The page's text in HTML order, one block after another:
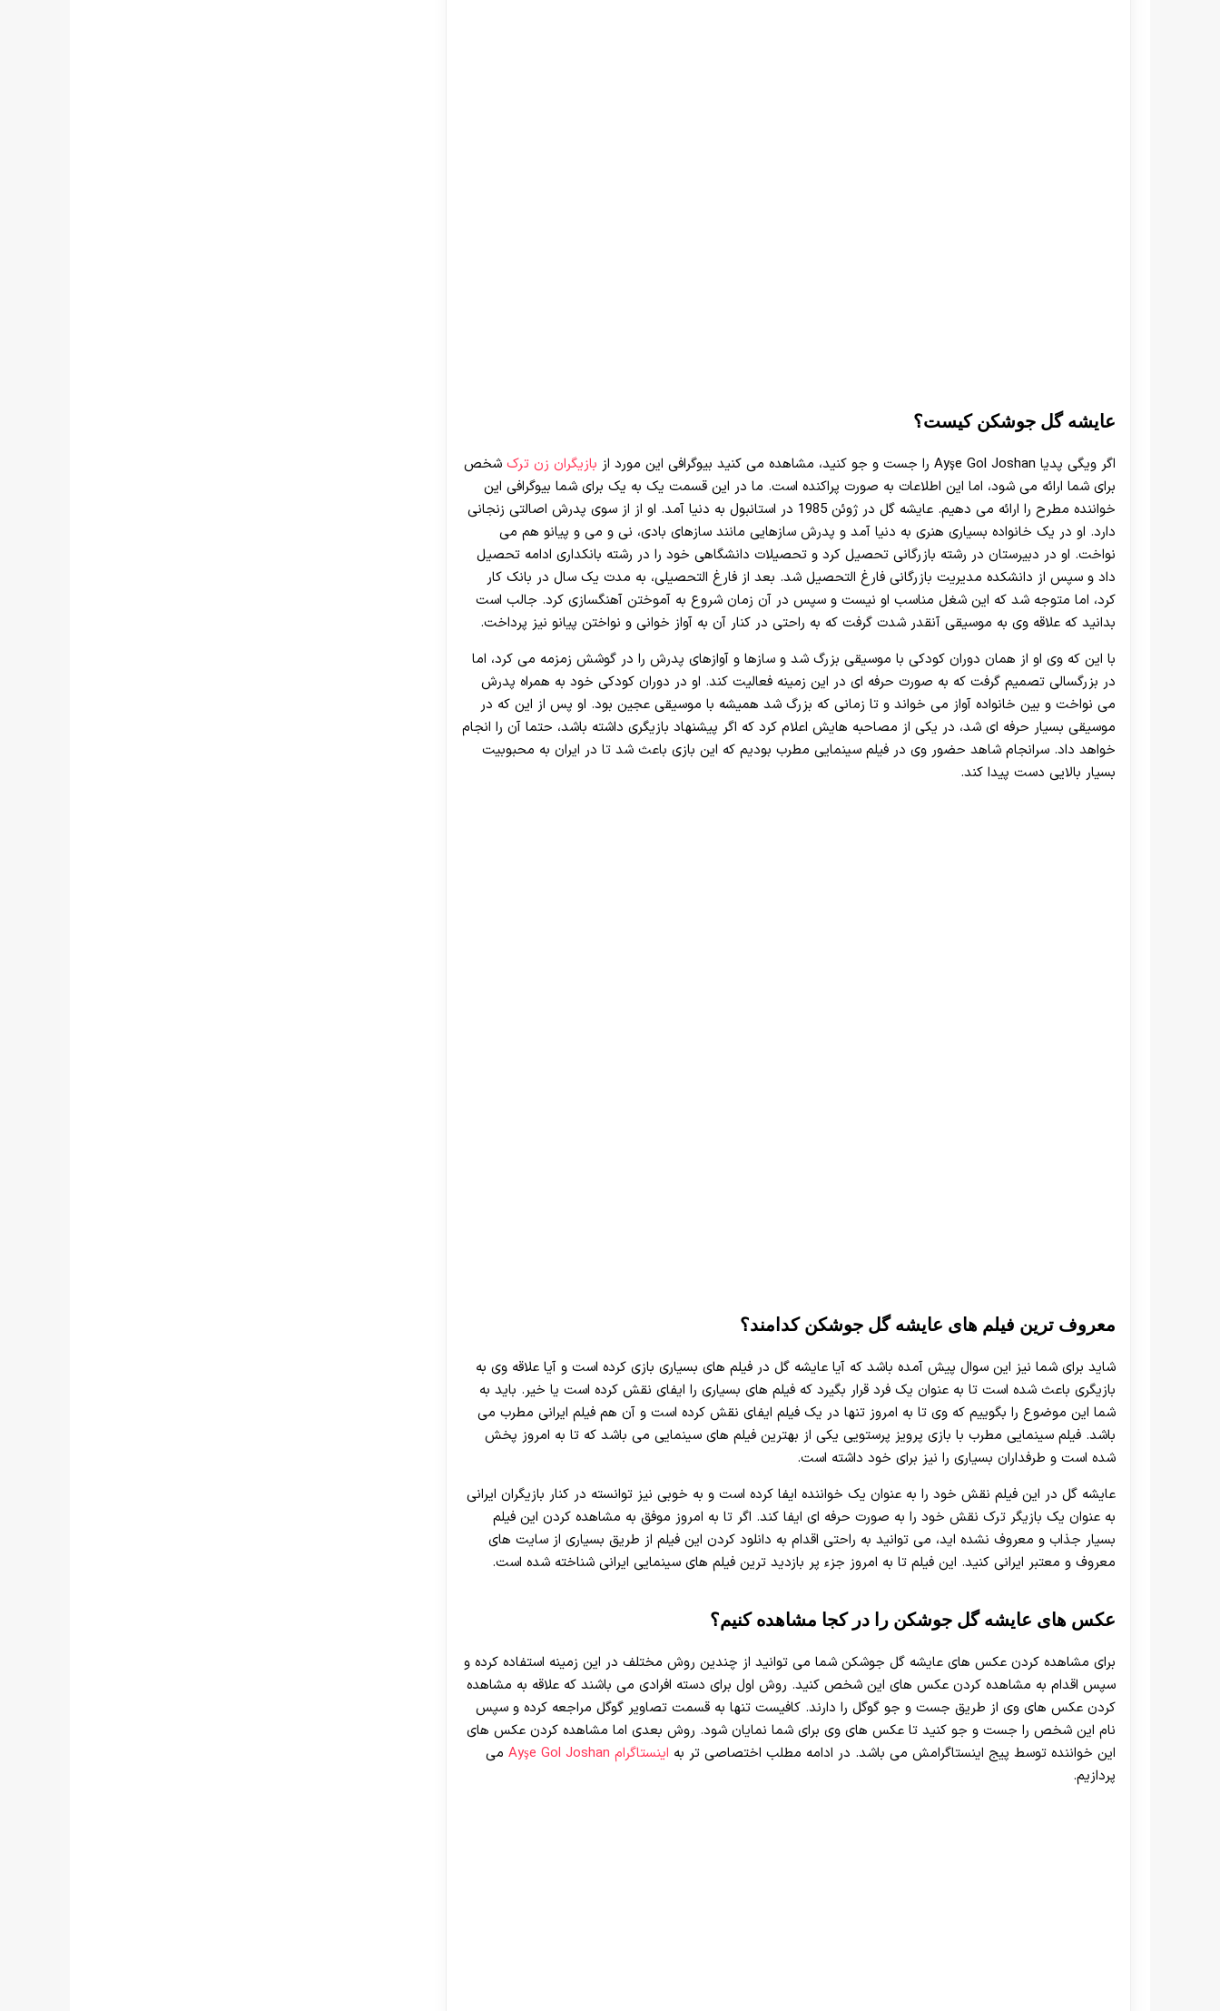
عایشه گل جوشکن کیست؟
اگر ویگی پدیا Ayşe Gol Joshan را جست و جو کنید، مشاهده می کنید بیوگرافی این مورد از بازیگران زن ترک شخص
برای شما ارائه می شود، اما این اطلاعات به صورت پراکنده است. ما در این قسمت یک به یک برای شما بیوگرافی این
خواننده مطرح را ارائه می دهیم. عایشه گل در ژوئن 1985 در استانبول به دنیا آمد. او از از سوی پدرش اصالتی زنجانی
دارد. او در یک خانواده بسیاری هنری به دنیا آمد و پدرش سازهایی مانند سازهای بادی، نی و می و پیانو هم می
نواخت. او در دبیرستان در رشته بازرگانی تحصیل کرد و تحصیلات دانشگاهی خود را در رشته بانکداری ادامه تحصیل
داد و سپس از دانشکده مدیریت بازرگانی فارغ التحصیل شد. بعد از فارغ التحصیلی، به مدت یک سال در بانک کار
کرد، اما متوجه شد که این شغل مناسب او نیست و سپس در آن زمان شروع به آموختن آهنگسازی کرد. جالب است
بدانید که علاقه وی به موسیقی آنقدر شدت گرفت که به راحتی در کنار آن به آواز خوانی و نواختن پیانو نیز پرداخت.
با این که وی او از همان دوران کودکی با موسیقی بزرگ شد و سازها و آوازهای پدرش را در گوشش زمزمه می کرد، اما
در بزرگسالی تصمیم گرفت که به صورت حرفه ای در این زمینه فعالیت کند. او در دوران کودکی خود به همراه پدرش
می نواخت و بین خانواده آواز می خواند و تا زمانی که بزرگ شد همیشه با موسیقی عجین بود. او پس از این که در
موسیقی بسیار حرفه ای شد، در یکی از مصاحبه هایش اعلام کرد که اگر پیشنهاد بازیگری داشته باشد، حتما آن را انجام
خواهد داد. سرانجام شاهد حضور وی در فیلم سینمایی مطرب بودیم که این بازی باعث شد تا در ایران به محبوبیت
بسیار بالایی دست پیدا کند.
معروف ترین فیلم های عایشه گل جوشکن کدامند؟
شاید برای شما نیز این سوال پیش آمده باشد که آیا عایشه گل در فیلم های بسیاری بازی کرده است و آیا علاقه وی به
بازیگری باعث شده است تا به عنوان یک فرد قرار بگیرد که فیلم های بسیاری را ایفای نقش کرده است یا خیر. باید به
شما این موضوع را بگوییم که وی تا به امروز تنها در یک فیلم ایفای نقش کرده است و آن هم فیلم ایرانی مطرب می
باشد. فیلم سینمایی مطرب با بازی پرویز پرستویی یکی از بهترین فیلم های سینمایی می باشد که تا به امروز پخش
شده است و طرفداران بسیاری را نیز برای خود داشته است.
عایشه گل در این فیلم نقش خود را به عنوان یک خواننده ایفا کرده است و به خوبی نیز توانسته در کنار بازیگران ایرانی
به عنوان یک بازیگر ترک نقش خود را به صورت حرفه ای ایفا کند. اگر تا به امروز موفق به مشاهده کردن این فیلم
بسیار جذاب و معروف نشده اید، می توانید به راحتی اقدام به دانلود کردن این فیلم از طریق بسیاری از سایت های
معروف و معتبر ایرانی کنید. این فیلم تا به امروز جزء پر بازدید ترین فیلم های سینمایی ایرانی شناخته شده است.
عکس های عایشه گل جوشکن را در کجا مشاهده کنیم؟
برای مشاهده کردن عکس های عایشه گل جوشکن شما می توانید از چندین روش مختلف در این زمینه استفاده کرده و
سپس اقدام به مشاهده کردن عکس های این شخص کنید. روش اول برای دسته افرادی می باشند که علاقه به مشاهده
کردن عکس های وی از طریق جست و جو گوگل را دارند. کافیست تنها به قسمت تصاویر گوگل مراجعه کرده و سپس
نام این شخص را جست و جو کنید تا عکس های وی برای شما نمایان شود. روش بعدی اما مشاهده کردن عکس های
این خواننده توسط پیج اینستاگرامش می باشد. در ادامه مطلب اختصاصی تر به اینستاگرام Ayşe Gol Joshan
می
پردازیم.